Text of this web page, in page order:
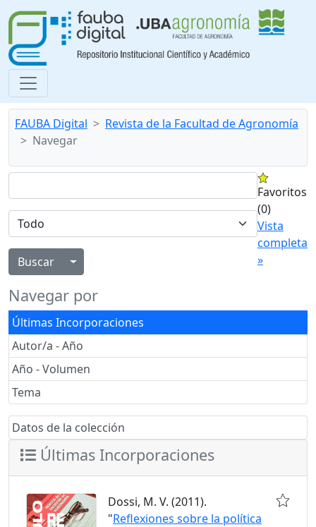
FAUBA Digital
Revista de la Facultad de Agronomía
Navegar
Alternar menú desplegable
Favoritos
(0)
Vista
completa
»
Navegar por
Últimas Incorporaciones
Autor/a - Año
Año - Volumen
Tema
Datos de la colección
Últimas Incorporaciones
Dossi, M. V. (2011).
"Reflexiones sobre la política